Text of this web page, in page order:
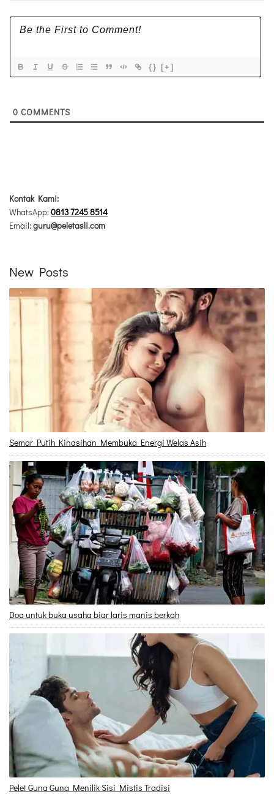
{} [+]
0 COMMENTS
Kontak Kami:
WhatsApp:0813 7245 8514
Email:guru@peletasli.com
New Posts
Semar Putih Kinasihan Membuka Energi Welas Asih
Doa untuk buka usaha biar laris manis berkah
Pelet Guna Guna Menilik Sisi Mistis Tradisi